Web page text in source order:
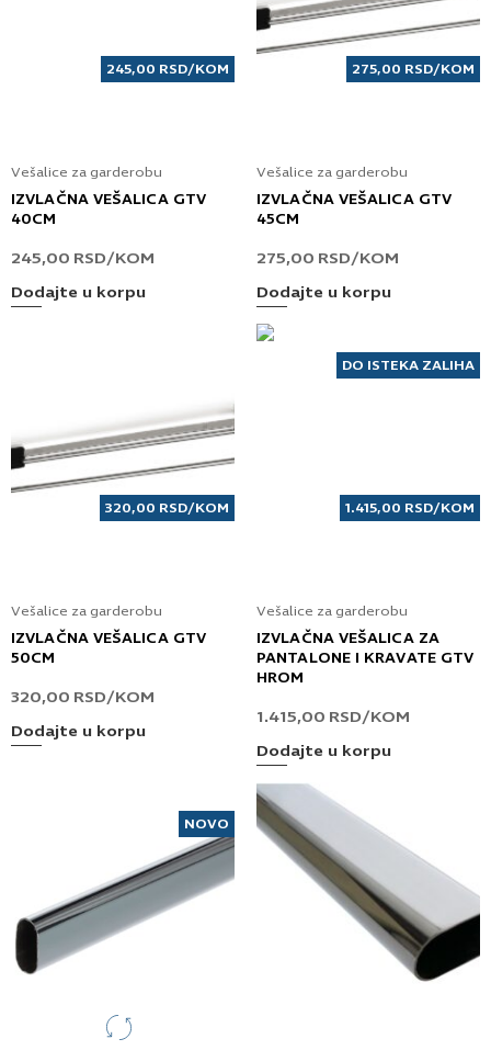
245,00 RSD/KOM
Vešalice za garderobu
IZVLAČNA VEŠALICA GTV
40CM
245,00 RSD/KOM
Dodajte u korpu
275,00 RSD/KOM
Vešalice za garderobu
IZVLAČNA VEŠALICA GTV
45CM
275,00 RSD/KOM
Dodajte u korpu
320,00 RSD/KOM
Vešalice za garderobu
IZVLAČNA VEŠALICA GTV
50CM
320,00 RSD/KOM
Dodajte u korpu
DO ISTEKA ZALIHA
1.415,00 RSD/KOM
Vešalice za garderobu
IZVLAČNA VEŠALICA ZA
PANTALONE I KRAVATE GTV
HROM
1.415,00 RSD/KOM
Dodajte u korpu
NOVO